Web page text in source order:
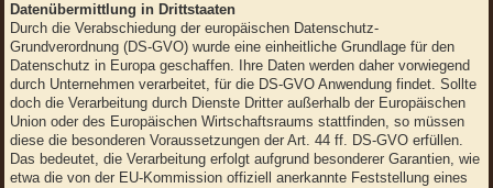
Datenübermittlung in Drittstaaten
Durch die Verabschiedung der europäischen Datenschutz-
Grundverordnung (DS-GVO) wurde eine einheitliche Grundlage für den
Datenschutz in Europa geschaffen. Ihre Daten werden daher vorwiegend
durch Unternehmen verarbeitet, für die DS-GVO Anwendung findet. Sollte
doch die Verarbeitung durch Dienste Dritter außerhalb der Europäischen
Union oder des Europäischen Wirtschaftsraums stattfinden, so müssen
diese die besonderen Voraussetzungen der Art. 44 ff. DS-GVO erfüllen.
Das bedeutet, die Verarbeitung erfolgt aufgrund besonderer Garantien, wie
etwa die von der EU-Kommission offiziell anerkannte Feststellung eines